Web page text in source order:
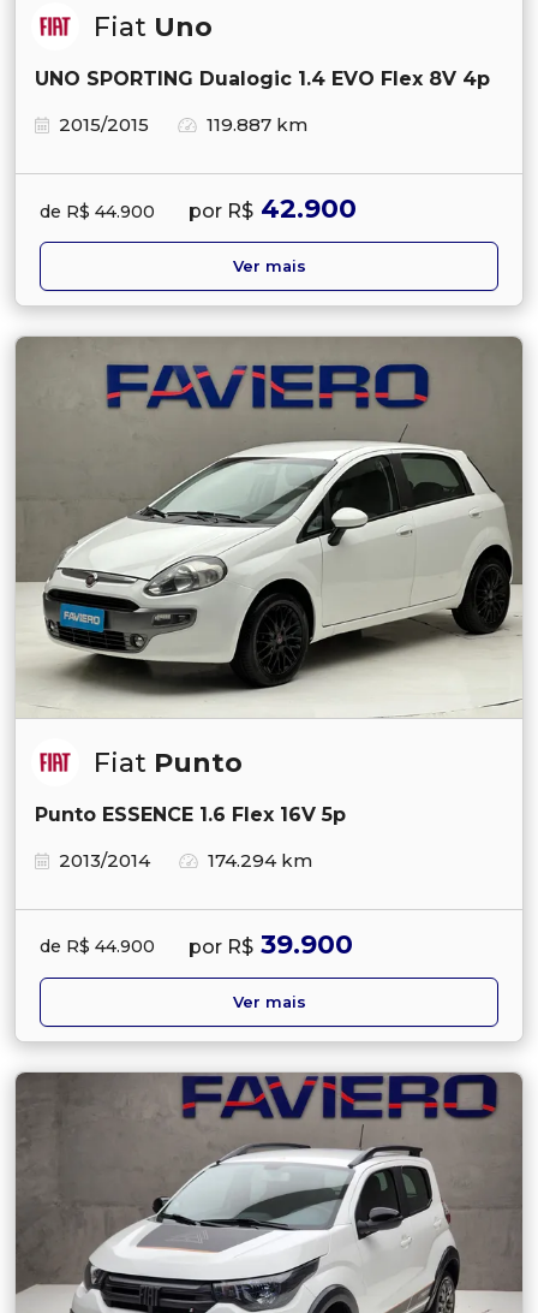
Fiat Uno
UNO SPORTING Dualogic 1.4 EVO Flex 8V 4p
2015/2015
119.887 km
de R$ 44.900 por R$ 42.900
Ver mais
Fiat Punto
Punto ESSENCE 1.6 Flex 16V 5p
2013/2014
174.294 km
de R$ 44.900 por R$ 39.900
Ver mais